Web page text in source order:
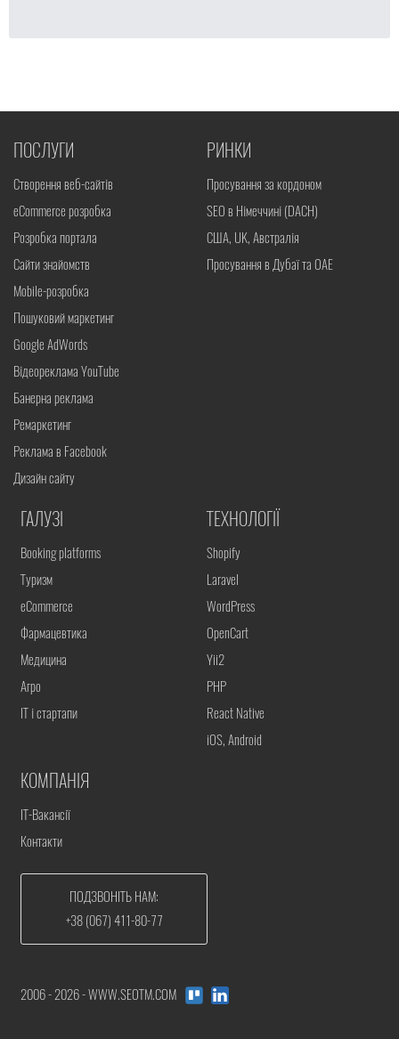
ПОСЛУГИ
Створення веб-сайтів
eCommerce розробка
Розробка портала
Сайти знайомств
Mobile-розробка
Пошуковий маркетинг
Google AdWords
Відеореклама YouTube
Банерна реклама
Ремаркетинг
Реклама в Facebook
Дизайн сайту
РИНКИ
Просування за кордоном
SEO в Німеччині (DACH)
США, UK, Австралія
Просування в Дубаї та ОАЕ
ГАЛУЗІ
Booking platforms
Туризм
eCommerce
Фармацевтика
Медицина
Агро
IT і стартапи
ТЕХНОЛОГІЇ
Shopify
Laravel
WordPress
OpenCart
Yii2
PHP
React Native
iOS, Android
КОМПАНІЯ
IT-Вакансії
Контакти
ПОДЗВОНІТЬ НАМ:
+38 (067) 411-80-77
2006 - 2026 - WWW.SEOTM.COM